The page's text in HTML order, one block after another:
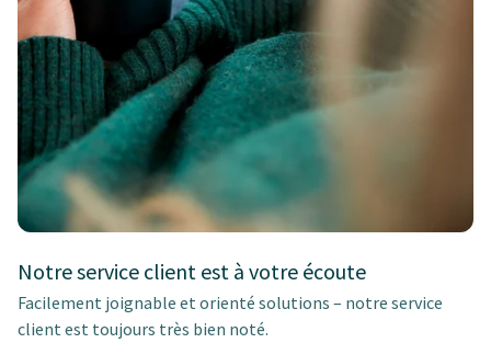
Notre service client est à votre écoute
Facilement joignable et orienté solutions – notre service
client est toujours très bien noté.